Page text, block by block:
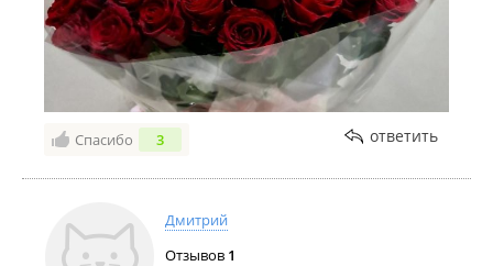
Спасибо 3 ответить
Дмитрий
Отзывов 1